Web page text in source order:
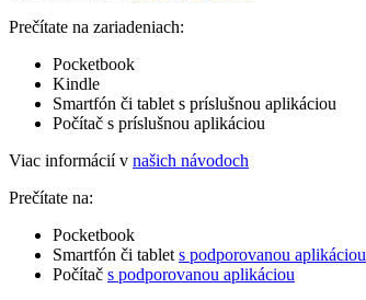
Prečítate na zariadeniach:
Pocketbook
Kindle
Smartfón či tablet s príslušnou aplikáciou
Počítač s príslušnou aplikáciou
Viac informácií v našich návodoch
Prečítate na:
Pocketbook
Smartfón či tablet s podporovanou aplikáciou
Počítač s podporovanou aplikáciou